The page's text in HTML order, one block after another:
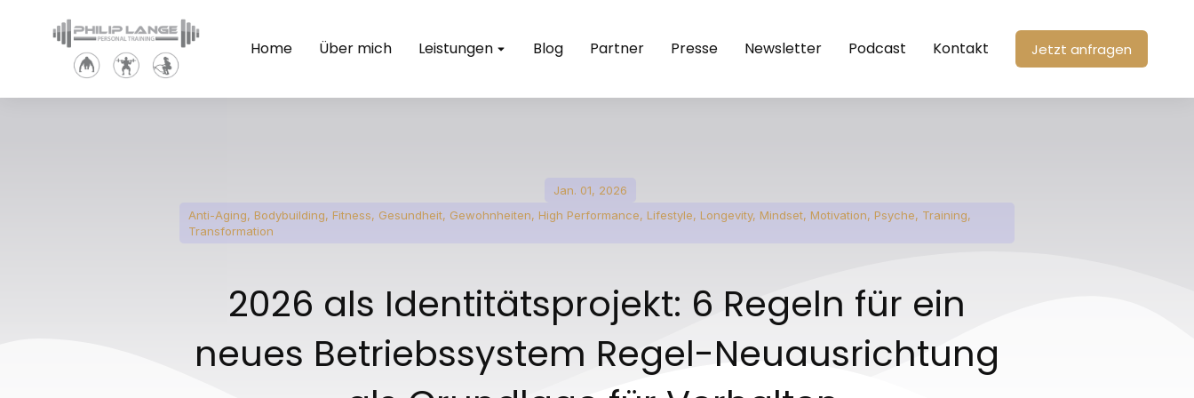
Home Über mich Leistungen Blog Partner Presse Newsletter Podcast Kontakt Jetzt anfragen
Jan. 01, 2026
Anti-Aging, Bodybuilding, Fitness, Gesundheit, Gewohnheiten, High Performance, Lifestyle, Longevity, Mindset, Motivation, Psyche, Training,
Transformation
2026 als Identitätsprojekt: 6 Regeln für ein
neues Betriebssystem Regel-Neuausrichtung